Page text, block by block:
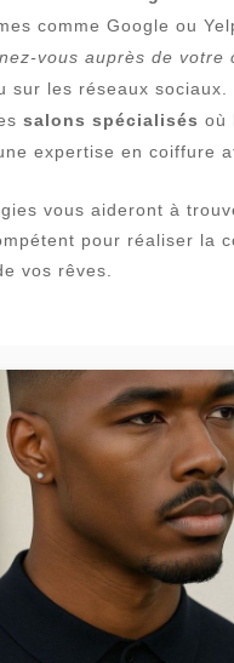
comme Google ou
vous auprès de votre
sur les réseaux sociaux.
salons spécialisés où
expertise en coiffure
vous aideront à
pour réaliser la
vos rêves.